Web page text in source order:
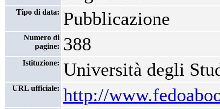
Tipo di data: Pubblicazione
Numero di
pagine: 388
Istituzione: Università degli
URL ufficiale: http://